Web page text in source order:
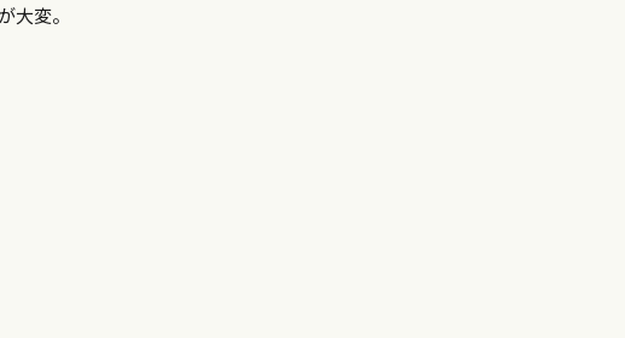
大変。